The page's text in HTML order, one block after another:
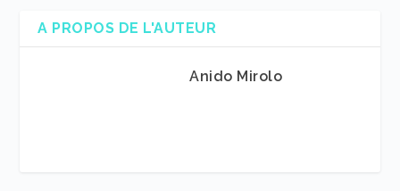
A PROPOS DE L'AUTEUR
Anido Mirolo